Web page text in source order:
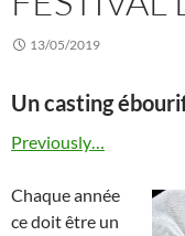
13/05/2019
Un casting
Previously…
Chaque année
ce doit être un